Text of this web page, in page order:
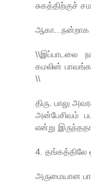
சுகத்திற்குச்
ஆகா...நன்றாக
\\இப்பாடலை
கமலின்
\\
திரு. பாலு
அன்பேசிவம்
என்று
4. தங்கத்திலே
அருமையான